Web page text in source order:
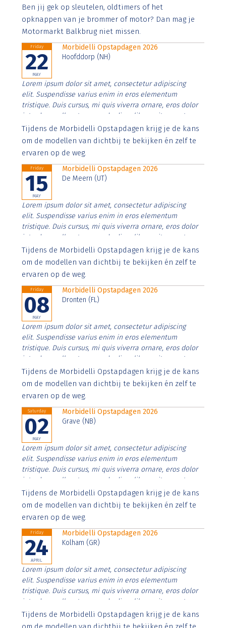
Aenean faucibus nibh et justo cursus id rutrum lorem
imperdiet. Nunc ut sem vitae risus tristique posuere.
Ben jij gek op sleutelen, oldtimers of het
opknappen van je brommer of motor? Dan mag je
Motormarkt Balkbrug niet missen.
Friday
22
MAY
Morbidelli Opstapdagen 2026
Hoofddorp (NH)
Lorem ipsum dolor sit amet, consectetur adipiscing
elit. Suspendisse varius enim in eros elementum
tristique. Duis cursus, mi quis viverra ornare, eros dolor
interdum nulla, ut commodo diam libero vitae erat.
Aenean faucibus nibh et justo cursus id rutrum lorem
imperdiet. Nunc ut sem vitae risus tristique posuere.
Tijdens de Morbidelli Opstapdagen krijg je de kans
om de modellen van dichtbij te bekijken én zelf te
ervaren op de weg.
Friday
15
MAY
Morbidelli Opstapdagen 2026
De Meern (UT)
Lorem ipsum dolor sit amet, consectetur adipiscing
elit. Suspendisse varius enim in eros elementum
tristique. Duis cursus, mi quis viverra ornare, eros dolor
interdum nulla, ut commodo diam libero vitae erat.
Aenean faucibus nibh et justo cursus id rutrum lorem
imperdiet. Nunc ut sem vitae risus tristique posuere.
Tijdens de Morbidelli Opstapdagen krijg je de kans
om de modellen van dichtbij te bekijken én zelf te
ervaren op de weg.
Friday
08
MAY
Morbidelli Opstapdagen 2026
Dronten (FL)
Lorem ipsum dolor sit amet, consectetur adipiscing
elit. Suspendisse varius enim in eros elementum
tristique. Duis cursus, mi quis viverra ornare, eros dolor
interdum nulla, ut commodo diam libero vitae erat.
Aenean faucibus nibh et justo cursus id rutrum lorem
imperdiet. Nunc ut sem vitae risus tristique posuere.
Tijdens de Morbidelli Opstapdagen krijg je de kans
om de modellen van dichtbij te bekijken én zelf te
ervaren op de weg.
Saturday
02
MAY
Morbidelli Opstapdagen 2026
Grave (NB)
Lorem ipsum dolor sit amet, consectetur adipiscing
elit. Suspendisse varius enim in eros elementum
tristique. Duis cursus, mi quis viverra ornare, eros dolor
interdum nulla, ut commodo diam libero vitae erat.
Aenean faucibus nibh et justo cursus id rutrum lorem
imperdiet. Nunc ut sem vitae risus tristique posuere.
Tijdens de Morbidelli Opstapdagen krijg je de kans
om de modellen van dichtbij te bekijken én zelf te
ervaren op de weg.
Friday
24
APRIL
Morbidelli Opstapdagen 2026
Kolham (GR)
Lorem ipsum dolor sit amet, consectetur adipiscing
elit. Suspendisse varius enim in eros elementum
tristique. Duis cursus, mi quis viverra ornare, eros dolor
interdum nulla, ut commodo diam libero vitae erat.
Aenean faucibus nibh et justo cursus id rutrum lorem
imperdiet. Nunc ut sem vitae risus tristique posuere.
Tijdens de Morbidelli Opstapdagen krijg je de kans